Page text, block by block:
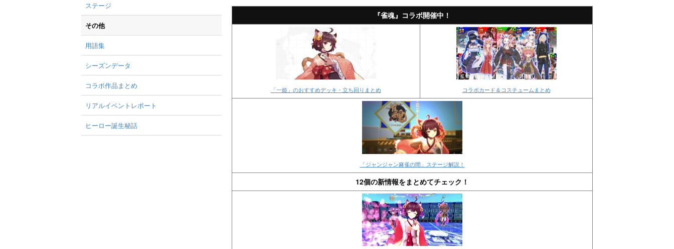
『雀魂』コラボ開催中！
「一姫」のおすすめデッキ・立ち回りまとめ コラボカード＆コスチュームまとめ
「ジャンジャン麻雀の間」ステージ解説！
12個の新情報をまとめてチェック！
ステージ
その他
用語集
シーズンデータ
コラボ作品まとめ
リアルイベントレポート
ヒーロー誕生秘話